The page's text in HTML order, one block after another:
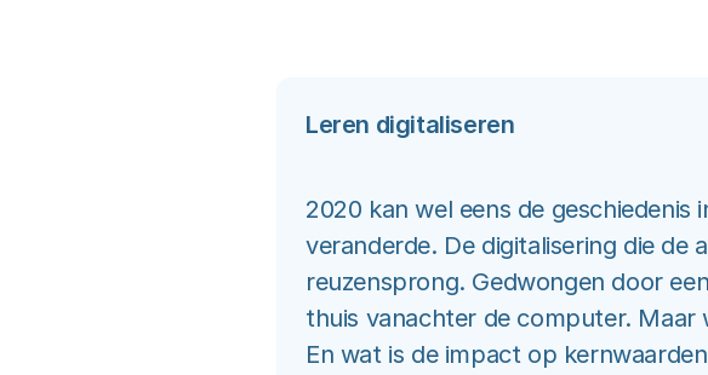
Leren digitaliseren
2020 kan wel eens de
veranderde. De digitalisering die de
reuzensprong. Gedwongen door
thuis vanachter de computer. Maar
En wat is de impact op